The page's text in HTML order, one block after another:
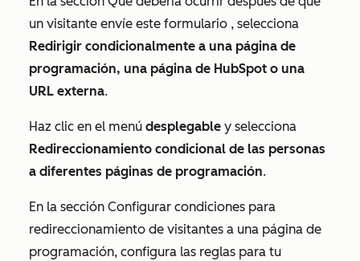
un visitante envíe este formulario , selecciona
Redirigir condicionalmente a una página de
programación, una página de HubSpot o una
URL externa.
Haz clic en el menú desplegable y selecciona
Redireccionamiento condicional de las personas
a diferentes páginas de programación.
En la sección Configurar condiciones para
redireccionamiento de visitantes a una página de
programación, configura las reglas para tu